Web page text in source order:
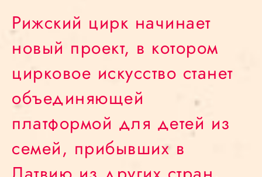
Рижский цирк начинает
новый проект, в котором
цирковое искусство станет
объединяющей
платформой для детей из
семей, прибывших в